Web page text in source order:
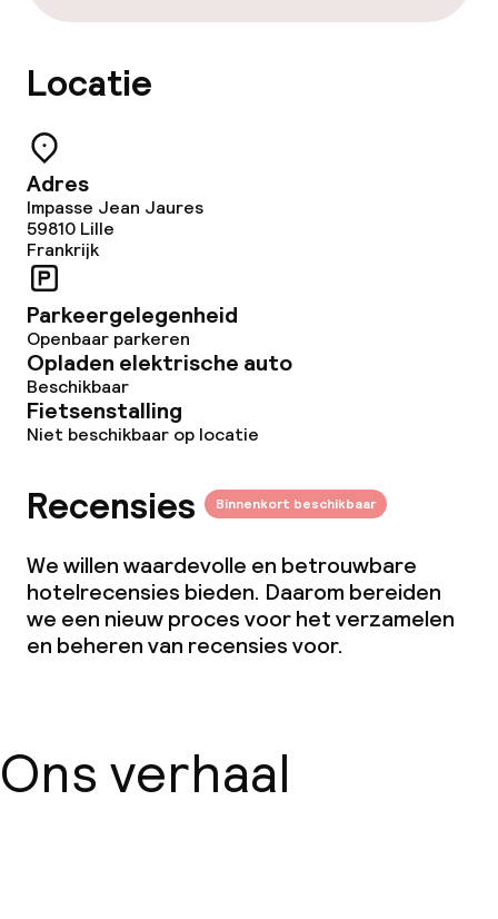
Schoonmaakvoorzieningen
Zakelijke faciliteiten
Vergaderruimte
Beleid
Overal rookvrij
Locatie
Adres
Impasse Jean Jaures
59810 Lille
Frankrijk
Parkeergelegenheid
Openbaar parkeren
Opladen elektrische auto
Beschikbaar
Fietsenstalling
Niet beschikbaar op locatie
Recensies Binnenkort beschikbaar
We willen waardevolle en betrouwbare
hotelrecensies bieden. Daarom bereiden
we een nieuw proces voor het verzamelen
en beheren van recensies voor.
Ons verhaal